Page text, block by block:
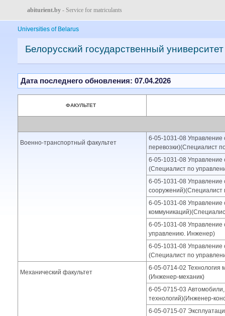
abiturient.by - Service for matriculants
Universities of Belarus
Белорусский государственный
Дата последнего обновления: 07.04.2026
ФАКУЛЬТЕТ
Военно-транспортный факультет
6-05-1031-08 Управление
перевозки)(Специалист
6-05-1031-08 Управление
(Специалист по
6-05-1031-08 Управление
6-05-1031-08 Управление
6-05-1031-08 Управление
управлению. Инженер)
6-05-1031-08 Управление
(Специалист по
Механический факультет
6-05-0714-02 Технология
(Инженер-механик)
6-05-0715-03
технологий)(Инженер-
6-05-0715-07